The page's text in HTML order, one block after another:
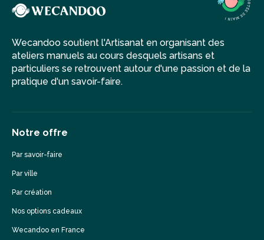
Wecandoo soutient l'Artisanat en organisant des
ateliers manuels au cours desquels artisans et
particuliers se retrouvent autour d'une passion et de la
pratique d'un savoir-faire.
Notre offre
Par savoir-faire
Par ville
Par création
Nos options cadeaux
Wecandoo en France